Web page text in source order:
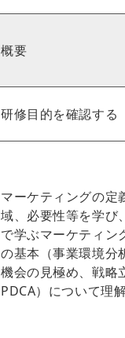
概要
研修目的を確認する
マーケティングの定
域、必要性等を学び
で学ぶマーケティン
の基本（事業環境分
機会の見極め、戦略
PDCA）について理